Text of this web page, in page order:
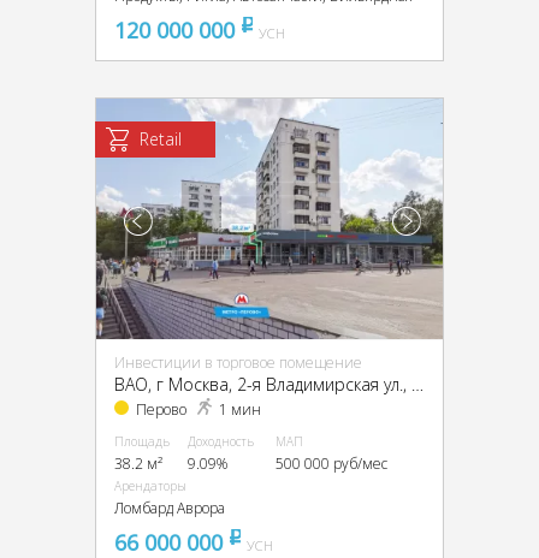
120 000 000 pуб
УСН
Retail
Инвестиции в торговое помещение
ВАО, г Москва, 2-я Владимирская ул., 38/18
Перово 1 мин
Площадь
38.2 м²
Доходность
9.09%
МАП
500 000 руб/мес
Арендаторы
Ломбард Аврора
66 000 000 pуб
УСН